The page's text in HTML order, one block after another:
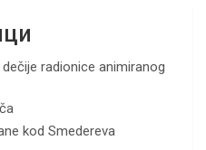
radionice animiranog
kod Smedereva